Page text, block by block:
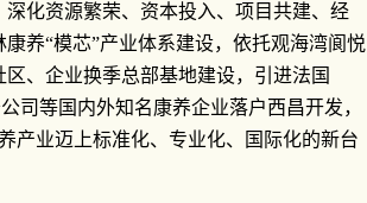
化资源繁荣、资本投入、项目共建、经
养“模芯”产业体系建设，依托观海湾阆悦
、企业换季总部基地建设，引进法国
司等国内外知名康养企业落户西昌开发，
产业迈上标准化、专业化、国际化的新台